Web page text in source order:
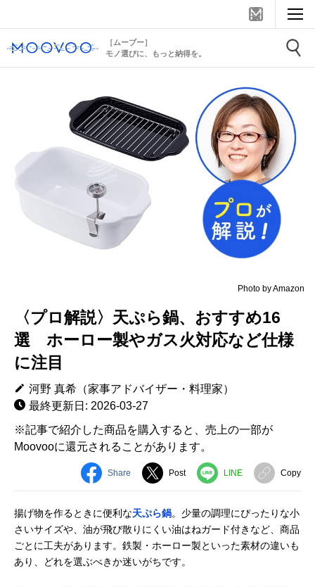
［ムーブー］
モノ選びに、もっと納得を。
Photo by Amazon
〈プロ解説〉天ぷら鍋、おすすめ16
選 ホーロー製やガス火対応など仕様
に注目
河野 真希（家事アドバイザー・料理家）
最終更新日: 2026-03-27
※記事で紹介した商品を購入すると、売上の一部が
Moovooに還元されることがあります。
Share Post LINE Copy
揚げ物を作るときに便利な天ぷら鍋。少量の調理にぴったりな小
さいサイズや、油が飛び散りにくい油はねガード付きなど、商品
ごとに工夫があります。鉄製・ホーロー製といった素材の違いも
あり、どれを選ぶべきか迷いがちです。